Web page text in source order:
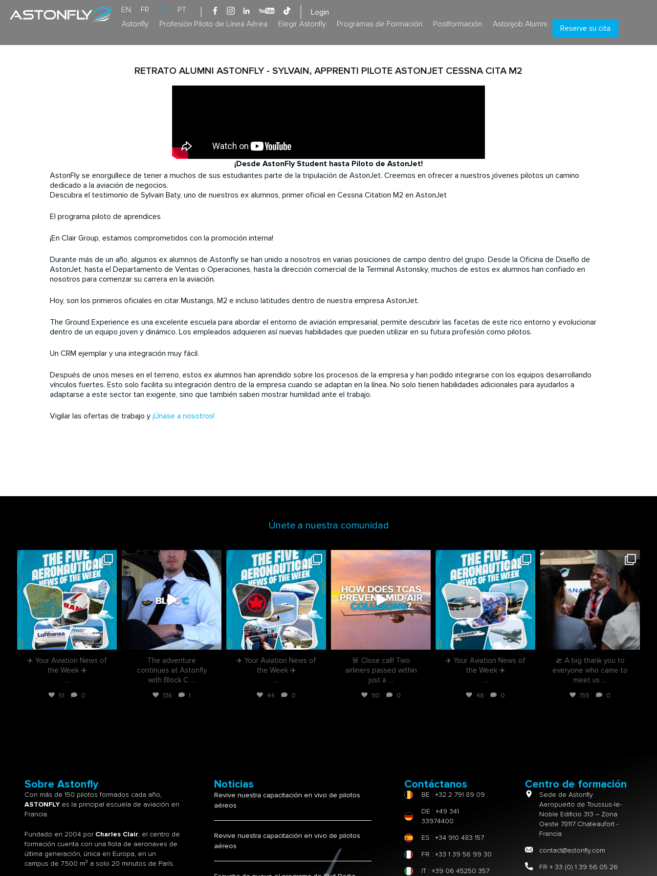
EN FR ES PT
Login
Astonfly
Profesión Piloto de Línea Aérea Elegir Astonfly Programas de Formación Postformación Astonjob Alumni Reserve su cita
RETRATO ALUMNI ASTONFLY - SYLVAIN, APPRENTI PILOTE ASTONJET CESSNA CITA M2
¡Desde AstonFly Student hasta Piloto de AstonJet!
AstonFly se enorgullece de tener a muchos de sus estudiantes parte de la tripulación de AstonJet. Creemos en ofrecer a nuestros jóvenes pilotos un camino
dedicado a la aviación de negocios.
Descubra el testimonio de Sylvain Baty, uno de nuestros ex alumnos, primer oficial en Cessna Citation M2 en AstonJet
El programa piloto de aprendices
¡En Clair Group, estamos comprometidos con la promoción interna!
Durante más de un año, algunos ex alumnos de Astonfly se han unido a nosotros en varias posiciones de campo dentro del grupo. Desde la Oficina de Diseño de
AstonJet, hasta el Departamento de Ventas o Operaciones, hasta la dirección comercial de la Terminal Astonsky, muchos de estos ex alumnos han confiado en
nosotros para comenzar su carrera en la aviación.
Hoy, son los primeros oficiales en citar Mustangs, M2 e incluso latitudes dentro de nuestra empresa AstonJet.
The Ground Experience es una excelente escuela para abordar el entorno de aviación empresarial, permite descubrir las facetas de este rico entorno y evolucionar
dentro de un equipo joven y dinámico. Los empleados adquieren así nuevas habilidades que pueden utilizar en su futura profesión como pilotos.
Un CRM ejemplar y una integración muy fácil.
Después de unos meses en el terreno, estos ex alumnos han aprendido sobre los procesos de la empresa y han podido integrarse con los equipos desarrollando
vínculos fuertes. Esto solo facilita su integración dentro de la empresa cuando se adaptan en la línea. No solo tienen habilidades adicionales para ayudarlos a
adaptarse a este sector tan exigente, sino que también saben mostrar humildad ante el trabajo.
Vigilar las ofertas de trabajo y ¡Únase a nosotros!
Únete a nuestra comunidad
astonflycenter
Ago 3
✈️ Your Aviation News of
the Week ✈️
…
51 0
astonflycenter
Jul 28
The adventure
continues at Astonfly
with Block C …
136 1
astonflycenter
Jul 27
✈️ Your Aviation News of
the Week ✈️
…
44 0
astonflycenter
Jul 24
🚨 Close call! Two
airliners passed within
just a …
110 0
astonflycenter
Jul 20
✈️ Your Aviation News of
the Week ✈️
…
48 0
astonflycenter
Jul 15
🛫 A big thank you to
everyone who came to
meet us …
155 0
Sobre Astonfly
Con más de 150 pilotos formados cada año,
ASTONFLYes la principal escuela de aviación en
Francia.
Fundado en 2004 por Charles Clair, el centro de
formación cuenta con una flota de aeronaves de
última generación, única en Europa, en un
campus de 7.500 m² a solo 20 minutos de París.
Noticias
Revive nuestra capacitación en vivo de pilotos
aéreos
Revive nuestra capacitación en vivo de pilotos
aéreos
Contáctanos
BE : +32 2 791 89 09
DE : +49 341
33974400
ES : +34 910 483 157
FR : +33 1 39 56 99 30
IT : +39 06 45250 357
Centro de formación
Sede de Astonfly
Aeropuerto de Toussus-le-
Noble Edificio 313 – Zona
Oeste 78117 Chateaufort -
Francia
contact@astonfly.com
FR + 33 (0) 1 39 56 05 26